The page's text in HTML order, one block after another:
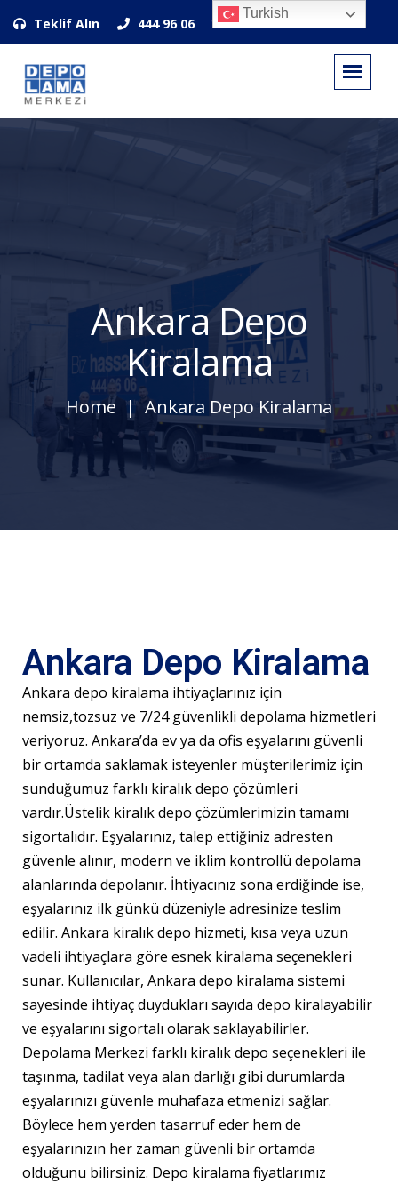
Teklif Alın 444 96 06
Ankara Depo
Kiralama
Home Ankara Depo Kiralama
Ankara Depo Kiralama
Ankara depo kiralama ihtiyaçlarınız için
nemsiz,tozsuz ve 7/24 güvenlikli depolama hizmetleri
veriyoruz. Ankara’da ev ya da ofis eşyalarını güvenli
bir ortamda saklamak isteyenler müşterilerimiz için
sunduğumuz farklı kiralık depo çözümleri
vardır.Üstelik kiralık depo çözümlerimizin tamamı
sigortalıdır. Eşyalarınız, talep ettiğiniz adresten
güvenle alınır, modern ve iklim kontrollü depolama
alanlarında depolanır. İhtiyacınız sona erdiğinde ise,
eşyalarınız ilk günkü düzeniyle adresinize teslim
edilir. Ankara kiralık depo hizmeti, kısa veya uzun
vadeli ihtiyaçlara göre esnek kiralama seçenekleri
sunar. Kullanıcılar, Ankara depo kiralama sistemi
sayesinde ihtiyaç duydukları sayıda depo kiralayabilir
ve eşyalarını sigortalı olarak saklayabilirler.
Depolama Merkezi farklı kiralık depo seçenekleri ile
taşınma, tadilat veya alan darlığı gibi durumlarda
eşyalarınızı güvenle muhafaza etmenizi sağlar.
Böylece hem yerden tasarruf eder hem de
eşyalarınızın her zaman güvenli bir ortamda
olduğunu bilirsiniz. Depo kiralama fiyatlarımız
Turkish